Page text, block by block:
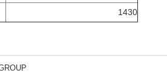
1430